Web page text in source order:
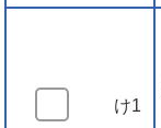
け1